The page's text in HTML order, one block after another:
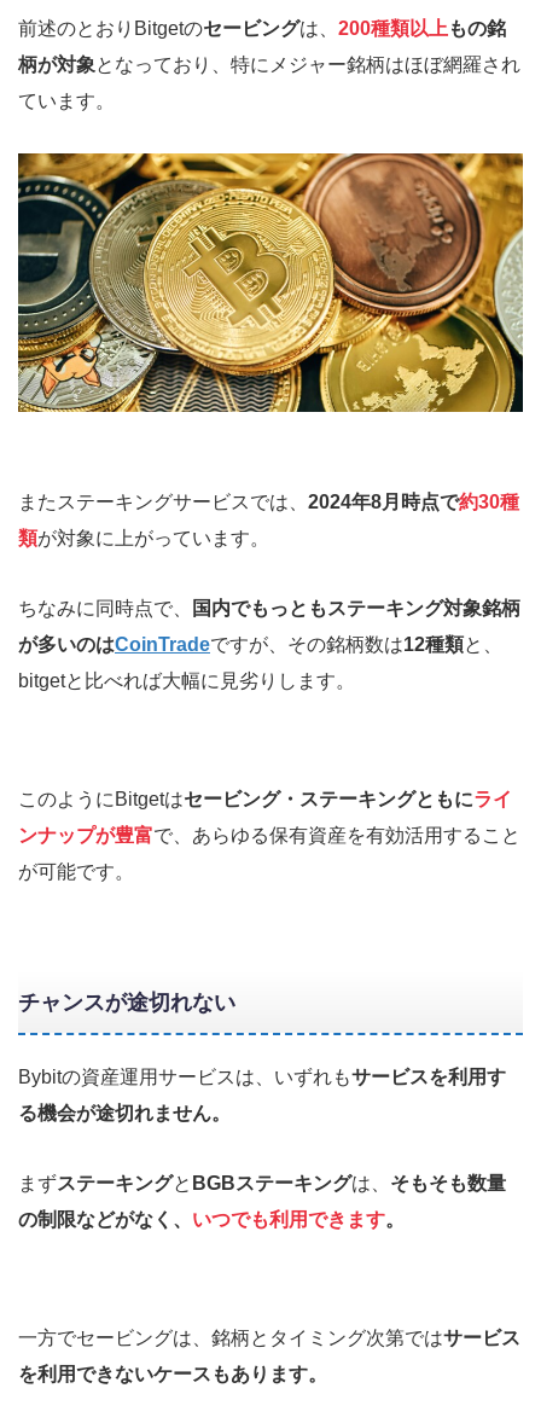
前述のとおりBitgetのセービングは、 200種類以上 もの銘
柄が対象となっており、特にメジャー銘柄はほぼ網羅され
ています。
またステーキングサービスでは、 2024年8月時点で約30種
類が対象に上がっています。
ちなみに同時点で、
国内でもっともステーキング対象銘柄
が多いのはCoinTradeですが、その銘柄数は12種類と、
bitgetと比べれば大幅に見劣りします。
このようにBitgetはセービング・ステーキングともにライ
ンナップが豊富で、あらゆる保有資産を有効活用すること
が可能です。
チャンスが途切れない
Bybitの資産運用サービスは、いずれもサービスを利用す
る機会が途切れません。
まずステーキングと BGBステーキングは、 そもそも数量
の制限などがなく、 いつでも利用できます。
一方でセービングは、銘柄とタイミング次第ではサービス
を利用できないケースもあります。